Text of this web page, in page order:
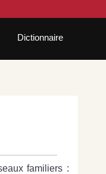
Dictionnaire
familiers :